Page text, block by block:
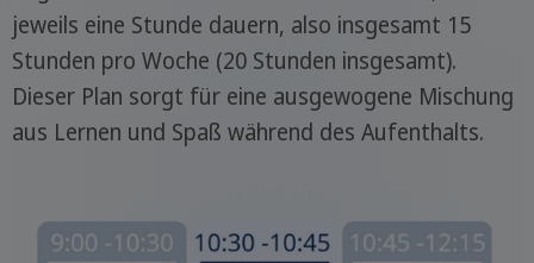
jeweils eine Stunde dauern, also insgesamt 15
Stunden pro Woche (20 Stunden insgesamt).
Dieser Plan sorgt für eine ausgewogene Mischung
aus Lernen und Spaß während des Aufenthalts.